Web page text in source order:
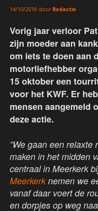
14/10/2016 door Redactie
Vorig jaar verloor
zijn moeder aan
om iets te doen aan
motorliefhebber
15 oktober een
voor het KWF. Er
mensen aangemeld
deze actie.
“We gaan een
maken in het midden
centraal in Meerkerk
Meerkerknemen we
vanaf daar voert de
en dorpjes op weg